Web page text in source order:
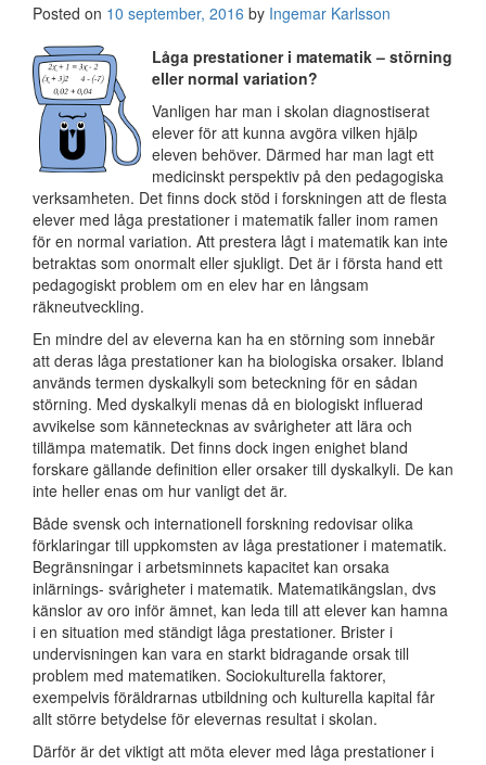
Posted on 10 september, 2016 by Ingemar Karlsson
Låga prestationer i matematik – störning
eller normal variation?
Vanligen har man i skolan diagnostiserat
elever för att kunna avgöra vilken hjälp
eleven behöver. Därmed har man lagt ett
medicinskt perspektiv på den pedagogiska
verksamheten. Det finns dock stöd i forskningen att de flesta
elever med låga prestationer i matematik faller inom ramen
för en normal variation. Att prestera lågt i matematik kan inte
betraktas som onormalt eller sjukligt. Det är i första hand ett
pedagogiskt problem om en elev har en långsam
räkneutveckling.
En mindre del av eleverna kan ha en störning som innebär
att deras låga prestationer kan ha biologiska orsaker. Ibland
används termen dyskalkyli som beteckning för en sådan
störning. Med dyskalkyli menas då en biologiskt influerad
avvikelse som kännetecknas av svårigheter att lära och
tillämpa matematik. Det finns dock ingen enighet bland
forskare gällande definition eller orsaker till dyskalkyli. De kan
inte heller enas om hur vanligt det är.
Både svensk och internationell forskning redovisar olika
förklaringar till uppkomsten av låga prestationer i matematik.
Begränsningar i arbetsminnets kapacitet kan orsaka
inlärnings- svårigheter i matematik. Matematikängslan, dvs
känslor av oro inför ämnet, kan leda till att elever kan hamna
i en situation med ständigt låga prestationer. Brister i
undervisningen kan vara en starkt bidragande orsak till
problem med matematiken. Sociokulturella faktorer,
exempelvis föräldrarnas utbildning och kulturella kapital får
allt större betydelse för elevernas resultat i skolan.
Därför är det viktigt att möta elever med låga prestationer i